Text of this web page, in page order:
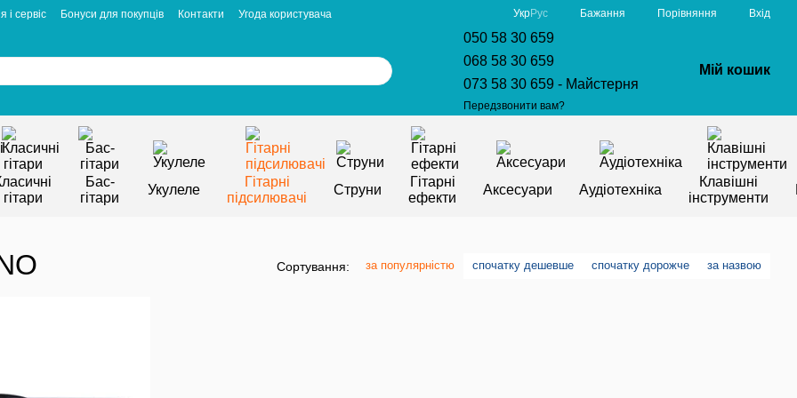
і сервіс Бонуси для покупців Контакти
Угода користувача
УкрРус Бажання Порівняння Вхід
050 58 30 659
068 58 30 659
073 58 30 659 - Майстерня
Передзвонити вам?
Мій кошик
гітари
Бас-
гітари
Укулеле
Гітарні
підсилювачі
Струни
Гітарні
ефекти
Аксесуари Аудіотехніка
Клавішні
інструменти
Сортування: за популярністю спочатку дешевше спочатку дорожче за назвою